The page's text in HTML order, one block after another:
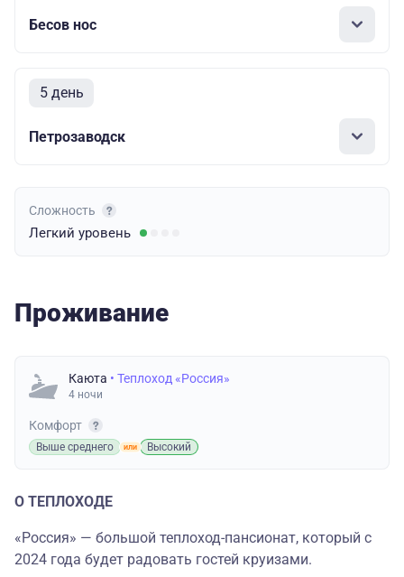
Бесов нос
5 день
Петрозаводск
Сложность
Легкий уровень
Проживание
Каюта • Теплоход «Россия»
4 ночи
Комфорт
Выше среднего Высокий
О ТЕПЛОХОДЕ
«Россия» — большой теплоход-пансионат, который с
2024 года будет радовать гостей круизами.